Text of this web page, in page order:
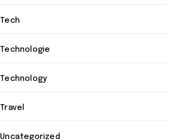
Tech
Technologie
Technology
Travel
Uncategorized